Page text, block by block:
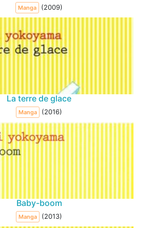
Manga (2009)
La terre de glace
Manga (2016)
Baby-boom
Manga (2013)